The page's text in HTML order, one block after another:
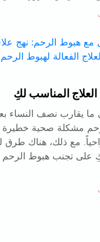
المناسب لكِ
يقارب نصف النساء
مشكلة صحية خطيرة
مع ذلك، هناك طرق
على تجنب هبوط